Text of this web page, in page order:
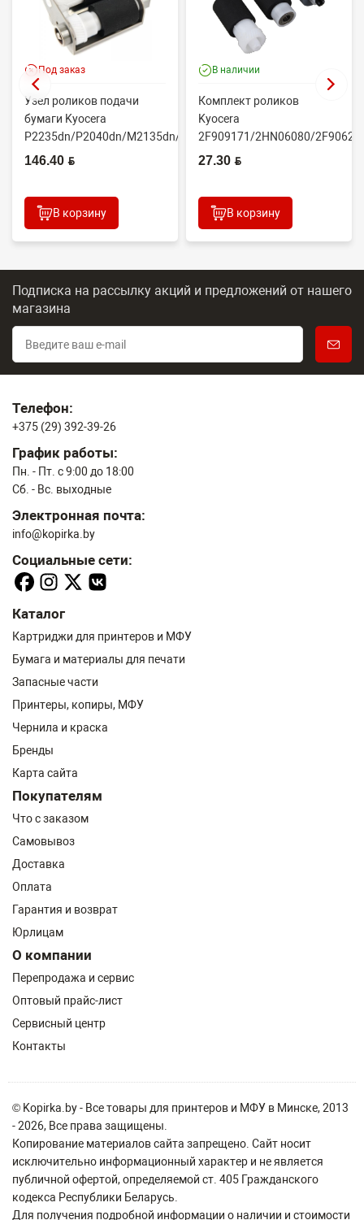
Под заказ
Узел роликов подачи
бумаги Kyocera
P2235dn/P2040dn/M2135dn/M2635dn/M2735dw/M2040dn
(O...
146.40 BYN
В корзину
В наличии
Комплект роликов
Kyocera
2F909171/2HN06080/
(CET7806)
27.30 BYN
В корзину
Подписка на рассылку акций и предложений от нашего
магазина
Телефон:
+375 (29) 392-39-26
График работы:
Пн. - Пт. с 9:00 до 18:00
Сб. - Вс. выходные
Электронная почта:
info@kopirka.by
Социальные сети:
Каталог
Картриджи для принтеров и МФУ
Бумага и материалы для печати
Запасные части
Принтеры, копиры, МФУ
Чернила и краска
Бренды
Карта сайта
Покупателям
Что с заказом
Самовывоз
Доставка
Оплата
Гарантия и возврат
Юрлицам
О компании
Перепродажа и сервис
Оптовый прайс-лист
Сервисный центр
Контакты
© Kopirka.by - Все товары для принтеров и МФУ в Минске, 2013
- 2026, Все права защищены.
Копирование материалов сайта запрещено. Сайт носит
исключительно информационный характер и не является
публичной офертой, определяемой ст. 405 Гражданского
кодекса Республики Беларусь.
Для получения подробной информации о наличии и стоимости